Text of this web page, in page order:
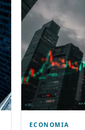
ECONOMIA